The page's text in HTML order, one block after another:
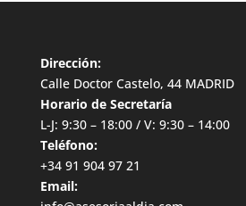
Dirección:
Calle Doctor Castelo, 44 MADRID
Horario de Secretaría
L-J: 9:30 – 18:00 / V: 9:30 – 14:00
Teléfono:
+34 91 904 97 21
Email: